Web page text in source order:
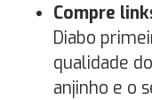
Compre
Diabo
qualidade
anjinho e o